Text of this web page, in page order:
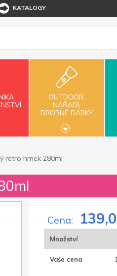
KATALOGY
OUTDOOR,
NÁŘADÍ,
DROBNÉ DÁRKY
retro hrnek 280ml
Cena:
Množství
Vaše cena